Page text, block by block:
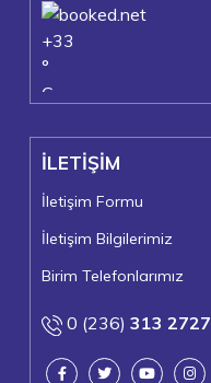
+33
°
C
Turgutlu
Pazar, 09
İLETİŞİM
İletişim Formu
İletişim Bilgilerimiz
Birim Telefonlarımız
0 (236) 313 2727